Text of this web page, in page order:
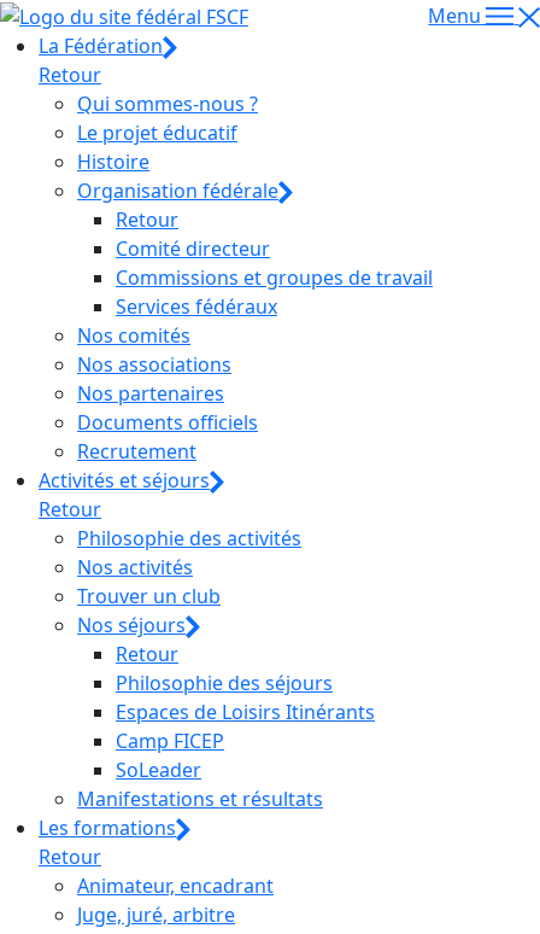
Menu
La Fédération
Retour
Qui sommes-nous ?
Le projet éducatif
Histoire
Organisation fédérale
Retour
Comité directeur
Commissions et groupes de travail
Services fédéraux
Nos comités
Nos associations
Nos partenaires
Documents officiels
Recrutement
Activités et séjours
Retour
Philosophie des activités
Nos activités
Trouver un club
Nos séjours
Retour
Philosophie des séjours
Espaces de Loisirs Itinérants
Camp FICEP
SoLeader
Manifestations et résultats
Les formations
Retour
Animateur, encadrant
Juge, juré, arbitre